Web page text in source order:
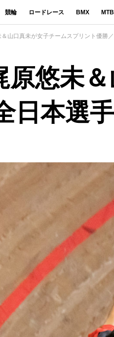
競輪 ロードレース BMX MTB
山口真未が女子チームスプリント優勝
原悠未
日本選